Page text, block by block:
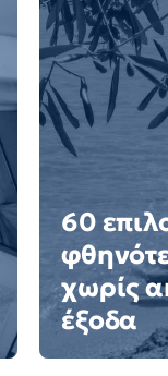
60
χωρίς
έξοδα